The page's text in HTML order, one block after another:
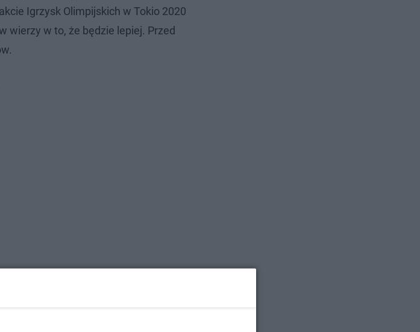
Igrzysk Olimpijskich w Tokio 2020
wierzy w to, że będzie lepiej. Przed